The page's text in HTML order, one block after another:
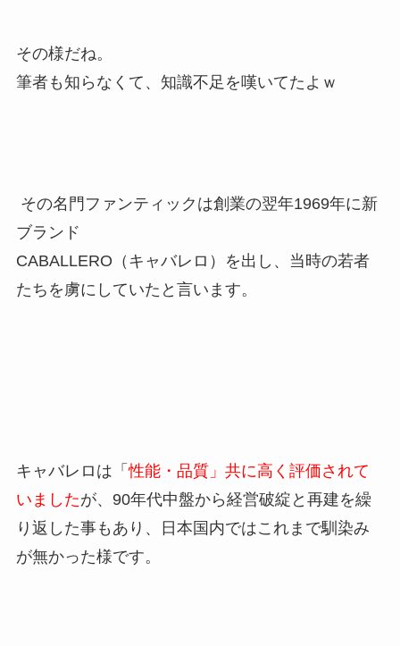
その様だね。
筆者も知らなくて、知識不足を嘆いてたよｗ
その名門ファンティックは創業の翌年1969年に新
ブランド
CABALLERO（キャバレロ）を出し、当時の若者
たちを虜にしていたと言います。
キャバレロは「性能・品質」共に高く評価されて
いましたが、90年代中盤から経営破綻と再建を繰
り返した事もあり、日本国内ではこれまで馴染み
が無かった様です。